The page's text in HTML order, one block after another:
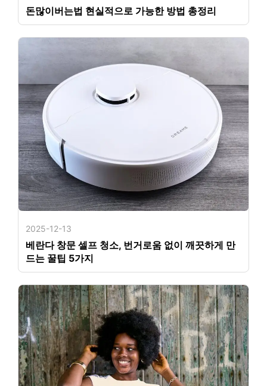
돈많이버는법 현실적으로 가능한 방법 총정리
2025-12-13
베란다 창문 셀프 청소, 번거로움 없이 깨끗하게 만
드는 꿀팁 5가지